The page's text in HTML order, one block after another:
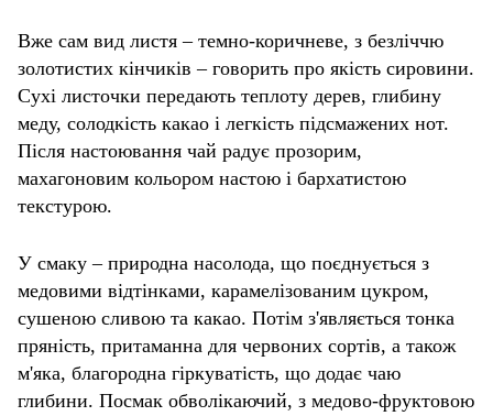
Вже сам вид листя – темно-коричневе, з безліччю
золотистих кінчиків – говорить про якість сировини.
Сухі листочки передають теплоту дерев, глибину
меду, солодкість какао і легкість підсмажених нот.
Після настоювання чай радує прозорим,
махагоновим кольором настою і бархатистою
текстурою.
У смаку – природна насолода, що поєднується з
медовими відтінками, карамелізованим цукром,
сушеною сливою та какао. Потім з'являється тонка
пряність, притаманна для червоних сортів, а також
м'яка, благородна гіркуватість, що додає чаю
глибини. Посмак обволікаючий, з медово-фруктовою